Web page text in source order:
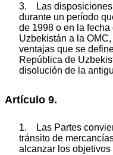
3. Las disposiciones
durante un período
de 1998 o en la
Uzbekistán a la
ventajas que se
República de
disolución de la
Artículo 9.
1. Las Partes
tránsito de
alcanzar los